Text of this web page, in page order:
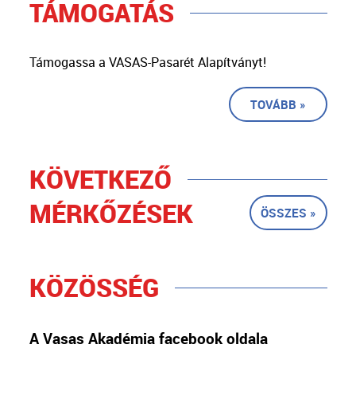
TÁMOGATÁS
Támogassa a VASAS-Pasarét Alapítványt!
TOVÁBB »
KÖVETKEZŐ
MÉRKŐZÉSEK
ÖSSZES »
KÖZÖSSÉG
A Vasas Akadémia facebook oldala